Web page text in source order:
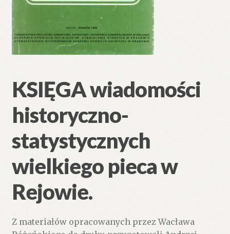
KSIĘGA wiadomości
historyczno-
statystycznych
wielkiego pieca w
Rejowie.
Z materiałów opracowanych przez Wacława